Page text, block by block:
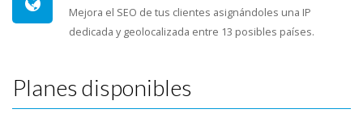
Mejora el SEO de tus clientes asignándoles una IP
dedicada y geolocalizada entre 13 posibles países.
Planes disponibles